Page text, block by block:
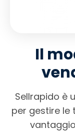
Il
Sellrapido è
per gestire le